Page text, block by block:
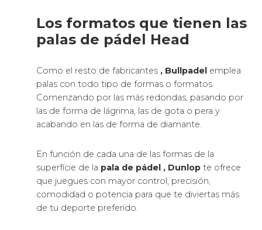
Los formatos que tienen las
palas de pádel Head
Como el resto de fabricantes , Bullpadel emplea
palas con todo tipo de formas o formatos.
Comenzando por las más redondas, pasando por
las de forma de lágrima, las de gota o pera y
acabando en las de forma de diamante.
En función de cada una de las formas de la
superfície de la pala de pádel , Dunlop te ofrece
que juegues con mayor control, precisión,
comodidad o potencia para que te diviertas más
de tu deporte preferido.